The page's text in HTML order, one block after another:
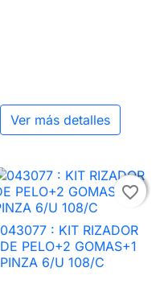
Ver más detalles

favorite_border
043077 : KIT RIZADOR
DE PELO+2 GOMAS+1
PINZA 6/U 108/C